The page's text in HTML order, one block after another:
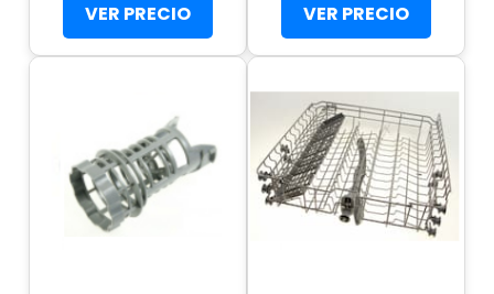
VER PRECIO VER PRECIO